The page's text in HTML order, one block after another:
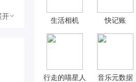
开 生活相机 快记账
行走的喵星人 音乐元数据